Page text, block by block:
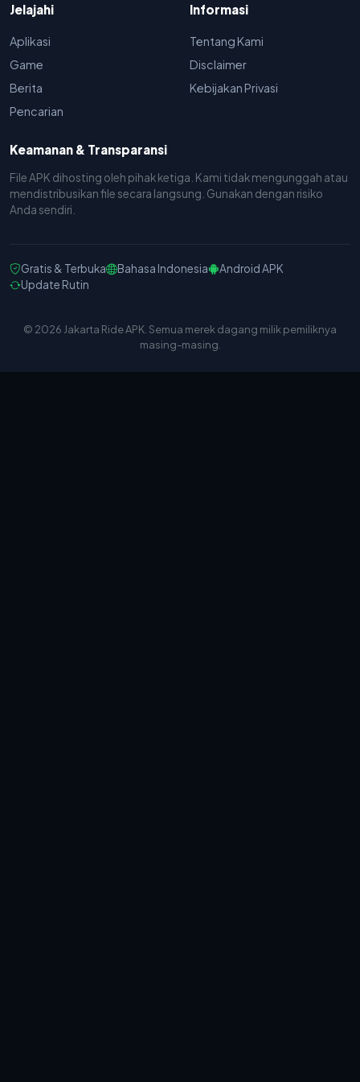
Jelajahi
Aplikasi
Game
Berita
Pencarian
Informasi
Tentang Kami
Disclaimer
Kebijakan Privasi
Keamanan & Transparansi
File APK dihosting oleh pihak ketiga. Kami tidak mengunggah atau
mendistribusikan file secara langsung. Gunakan dengan risiko
Anda sendiri.
Gratis & Terbuka Bahasa Indonesia
Android APK
Update Rutin
© 2026 Jakarta Ride APK. Semua merek dagang milik pemiliknya
masing-masing.